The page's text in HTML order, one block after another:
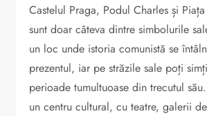
Castelul Praga, Podul Charles și
sunt doar câteva dintre simbolurile
un loc unde istoria comunistă se
prezentul, iar pe străzile sale poți
perioade tumultuoase din trecutul
un centru cultural, cu teatre, galerii